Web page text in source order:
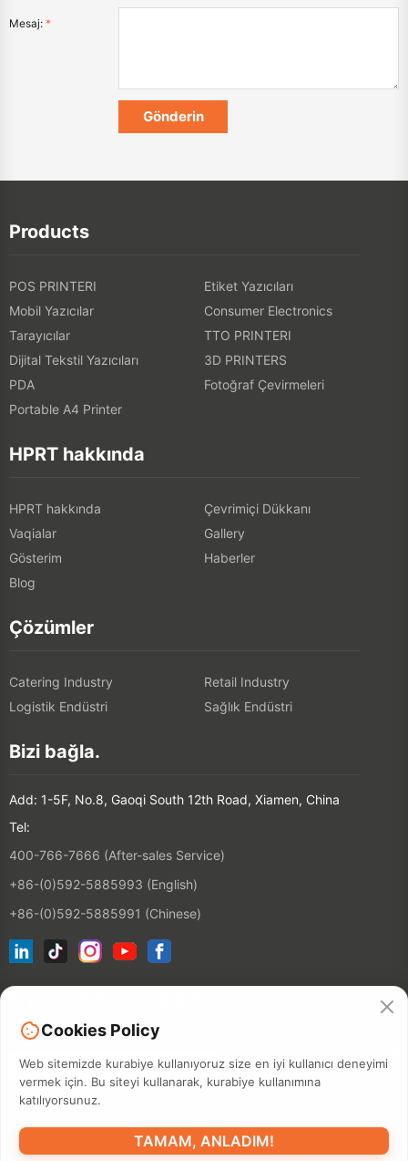
Mesaj: *
Products
POS PRINTERI
Etiket Yazıcıları
Mobil Yazıcılar
Consumer Electronics
Tarayıcılar
TTO PRINTERI
Dijital Tekstil Yazıcıları
3D PRINTERS
PDA
Fotoğraf Çevirmeleri
Portable A4 Printer
HPRT hakkında
HPRT hakkında
Çevrimiçi Dükkanı
Vaqialar
Gallery
Gösterim
Haberler
Blog
Çözümler
Catering Industry
Retail Industry
Logistik Endüstri
Sağlık Endüstri
Bizi bağla.
Add: 1-5F, No.8, Gaoqi South 12th Road, Xiamen, China
Tel:
400-766-7666 (After-sales Service)
+86-(0)592-5885993 (English)
+86-(0)592-5885991 (Chinese)
©2026 XIAMEN HANIN CO., LTD.GIZLILIK POLITIKASI
KULLANILMA TERMI SITEMAP
Cookies Policy
Web sitemizde kurabiye kullanıyoruz size en iyi kullanıcı deneyimi
vermek için. Bu siteyi kullanarak, kurabiye kullanımına
katılıyorsunuz.
TAMAM, ANLADIM!